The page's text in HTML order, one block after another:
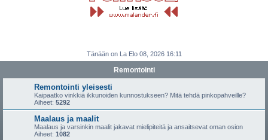
Tänään on La Elo 08, 2026 16:11
Remontointi
Remontointi yleisesti
Kaipaatko vinkkiä ikkunoiden kunnostukseen? Mitä tehdä pinkopahveille?
Aiheet: 5292
Maalaus ja maalit
Maalaus ja varsinkin maalit jakavat mielipiteitä ja ansaitsevat oman osion
Aiheet: 1082